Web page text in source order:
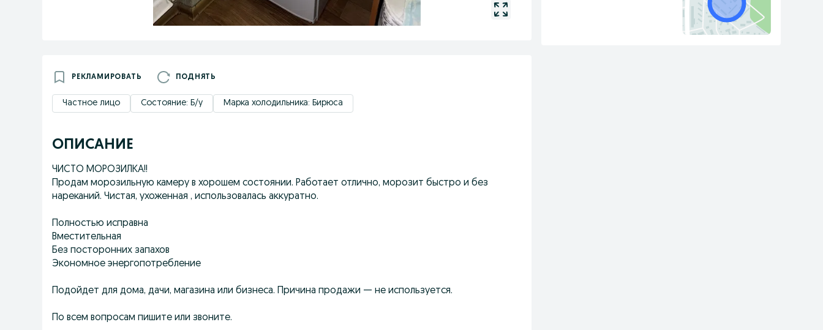
РЕКЛАМИРОВАТЬ ПОДНЯТЬ
Частное лицо Состояние: Б/у Марка холодильника: Бирюса
ОПИСАНИЕ
ЧИСТО МОРОЗИЛКА!!
Продам морозильную камеру в хорошем состоянии. Работает отлично, морозит быстро и без
нареканий. Чистая, ухоженная , использовалась аккуратно.
Полностью исправна
Вместительная
Без посторонних запахов
Экономное энергопотребление
Подойдет для дома, дачи, магазина или бизнеса. Причина продажи — не используется.
По всем вопросам пишите или звоните.